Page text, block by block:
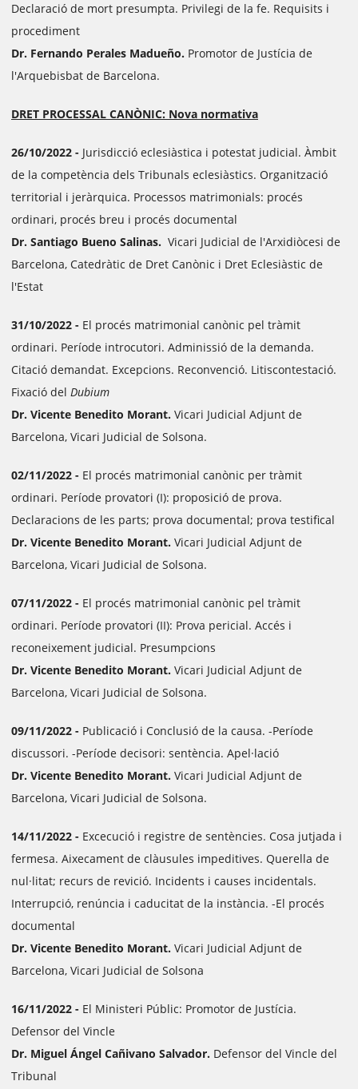
Declaració de mort presumpta. Privilegi de la fe. Requisits i
procediment
Dr. Fernando Perales Madueño. Promotor de Justícia de
l'Arquebisbat de Barcelona.
DRET PROCESSAL CANÒNIC: Nova normativa
26/10/2022 - Jurisdicció eclesiàstica i potestat judicial. Àmbit
de la competència dels Tribunals eclesiàstics. Organització
territorial i jeràrquica. Processos matrimonials: procés
ordinari, procés breu i procés documental
Dr. Santiago Bueno Salinas. Vicari Judicial de l'Arxidiòcesi de
Barcelona, Catedràtic de Dret Canònic i Dret Eclesiàstic de
l'Estat
31/10/2022 - El procés matrimonial canònic pel tràmit
ordinari. Període introcutori. Adminissió de la demanda.
Citació demandat. Excepcions. Reconvenció. Litiscontestació.
Fixació del Dubium
Dr. Vicente Benedito Morant. Vicari Judicial Adjunt de
Barcelona, Vicari Judicial de Solsona.
02/11/2022 - El procés matrimonial canònic per tràmit
ordinari. Període provatori (I): proposició de prova.
Declaracions de les parts; prova documental; prova testifical
Dr. Vicente Benedito Morant. Vicari Judicial Adjunt de
Barcelona, Vicari Judicial de Solsona.
07/11/2022 - El procés matrimonial canònic pel tràmit
ordinari. Període provatori (II): Prova pericial. Accés i
reconeixement judicial. Presumpcions
Dr. Vicente Benedito Morant. Vicari Judicial Adjunt de
Barcelona, Vicari Judicial de Solsona.
09/11/2022 - Publicació i Conclusió de la causa. -Període
discussori. -Període decisori: sentència. Apel·lació
Dr. Vicente Benedito Morant. Vicari Judicial Adjunt de
Barcelona, Vicari Judicial de Solsona.
14/11/2022 - Excecució i registre de sentències. Cosa jutjada i
fermesa. Aixecament de clàusules impeditives. Querella de
nul·litat; recurs de revició. Incidents i causes incidentals.
Interrupció, renúncia i caducitat de la instància. -El procés
documental
Dr. Vicente Benedito Morant. Vicari Judicial Adjunt de
Barcelona, Vicari Judicial de Solsona
16/11/2022 - El Ministeri Públic: Promotor de Justícia.
Defensor del Vincle
Dr. Miguel Ángel Cañivano Salvador. Defensor del Vincle del
Tribunal